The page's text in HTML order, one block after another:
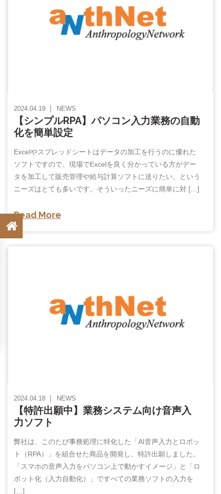
2024.04.19 NEWS
【シンプルRPA】パソコン入力業務の自動
化を簡単設定
Excelやスプレッドシートはデータの加工を行うのに優れた
ソフトですので、現場でExcelを良く分かっている方がデー
タを加工して販売管理や給与計算ソフトに送りたい、という
ニーズはとても多いです。そういったニーズに簡単に対 […]
Read More
2024.04.18 NEWS
【特許出願中】業務システム向け音声入
力ソフト
弊社は、このたび事務処理に特化した「AI音声入力とロボッ
ト（RPA）」を組合せた商品を開発し、特許出願しました。
「スマホの音声入力をパソコン上で動かすイメージ」と「ロ
ボット化（入力自動化）」ですべての業務ソフトの入力を
[…]